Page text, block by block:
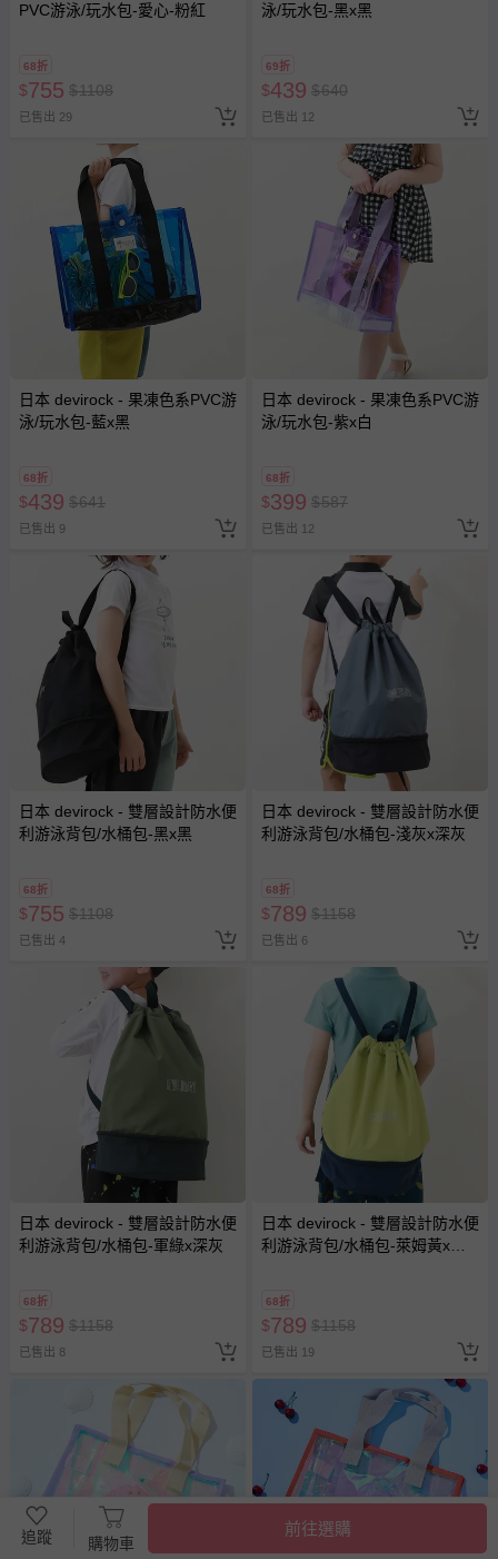
PVC游泳/玩水包-愛心-粉紅
68折
$755 $1108
已售出 29
泳/玩水包-黑x黑
69折
$439 $640
已售出 12
日本 devirock - 果凍色系PVC游
泳/玩水包-藍x黑
68折
$439 $641
已售出 9
日本 devirock - 果凍色系PVC游
泳/玩水包-紫x白
68折
$399 $587
已售出 12
日本 devirock - 雙層設計防水便
利游泳背包/水桶包-黑x黑
68折
$755 $1108
已售出 4
日本 devirock - 雙層設計防水便
利游泳背包/水桶包-淺灰x深灰
68折
$789 $1158
已售出 6
日本 devirock - 雙層設計防水便
利游泳背包/水桶包-軍綠x深灰
68折
$789 $1158
已售出 8
日本 devirock - 雙層設計防水便
利游泳背包/水桶包-萊姆黃x深
68折
$789 $1158
已售出 19
追蹤 購物車
前往選購